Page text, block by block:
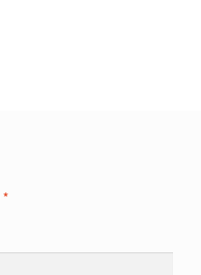
*